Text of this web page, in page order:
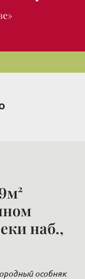
наб.,
особняк